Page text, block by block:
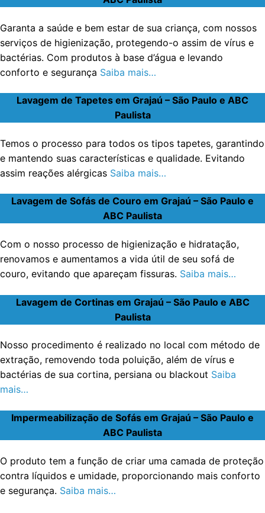
Garanta a saúde e bem estar de sua criança, com nossos
serviços de higienização, protegendo-o assim de vírus e
bactérias. Com produtos à base d’água e levando
conforto e segurança Saiba mais…
Lavagem de Tapetes em Grajaú – São Paulo e ABC
Paulista
Temos o processo para todos os tipos tapetes, garantindo
e mantendo suas características e qualidade. Evitando
assim reações alérgicas Saiba mais…
Lavagem de Sofás de Couro em Grajaú – São Paulo e
ABC Paulista
Com o nosso processo de higienização e hidratação,
renovamos e aumentamos a vida útil de seu sofá de
couro, evitando que apareçam fissuras. Saiba mais…
Lavagem de Cortinas em Grajaú – São Paulo e ABC
Paulista
Nosso procedimento é realizado no local com método de
extração, removendo toda poluição, além de vírus e
bactérias de sua cortina, persiana ou blackout Saiba
mais…
Impermeabilização de Sofás em Grajaú – São Paulo e
ABC Paulista
O produto tem a função de criar uma camada de proteção
contra líquidos e umidade, proporcionando mais conforto
e segurança. Saiba mais…